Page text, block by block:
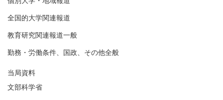
全国的大学関連報道
教育研究関連報道一般
勤務・労働条件、国政、その他全般
当局資料
文部科学省